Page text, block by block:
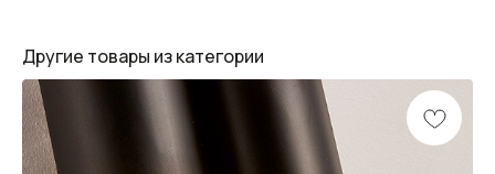
Другие товары из категории